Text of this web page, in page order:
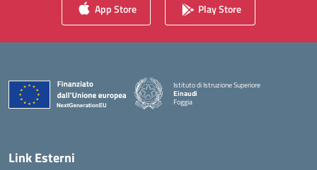
App Store Play Store
Istituto di Istruzione Superiore
Einaudi
Foggia
— Visita la pagina iniziale della scuola
Link Esterni